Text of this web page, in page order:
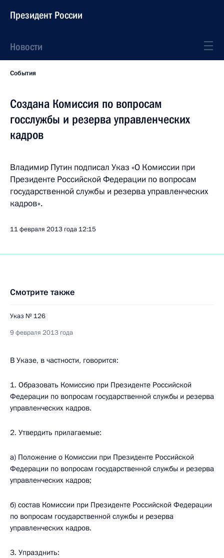
Президент России
Новости
События
Создана Комиссия по вопросам
госслужбы и резерва управленческих
кадров
Владимир Путин подписал Указ «О Комиссии при
Президенте Российской Федерации по вопросам
государственной службы и резерва управленческих
кадров».
11 февраля 2013 года 12:15
Смотрите также
Указ № 126
9 февраля 2013 года
В Указе, в частности, говорится:
1. Образовать Комиссию при Президенте Российской
Федерации по вопросам государственной службы и резерва
управленческих кадров.
2. Утвердить прилагаемые:
а) Положение о Комиссии при Президенте Российской
Федерации по вопросам государственной службы и резерва
управленческих кадров;
б) состав Комиссии при Президенте Российской Федерации
по вопросам государственной службы и резерва
управленческих кадров.
3. Упразднить: